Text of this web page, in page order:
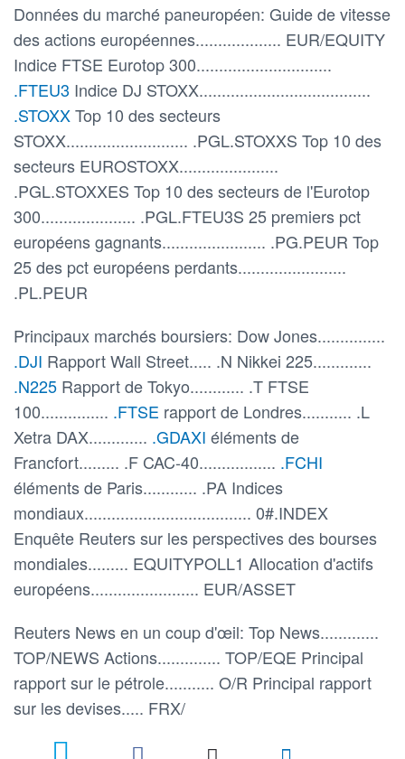
Données du marché paneuropéen: Guide de vitesse
des actions européennes................... EUR/EQUITY
Indice FTSE Eurotop 300..............................
.FTEU3 Indice DJ STOXX......................................
.STOXXTop 10 des secteurs
STOXX........................... .PGL.STOXXS Top 10 des
secteurs EUROSTOXX......................
.PGL.STOXXES Top 10 des secteurs de l'Eurotop
300..................... .PGL.FTEU3S 25 premiers pct
européens gagnants....................... .PG.PEUR Top
25 des pct européens perdants........................
.PL.PEUR
Principaux marchés boursiers: Dow Jones...............
.DJI Rapport Wall Street..... .N Nikkei 225.............
.N225 Rapport de Tokyo............ .T FTSE
100............... .FTSE rapport de Londres........... .L
Xetra DAX............. .GDAXI éléments de
Francfort......... .F CAC-40................. .FCHI
éléments de Paris............ .PA Indices
mondiaux..................................... 0#.INDEX
Enquête Reuters sur les perspectives des bourses
mondiales......... EQUITYPOLL1 Allocation d'actifs
européens........................ EUR/ASSET
Reuters News en un coup d'œil: Top News.............
TOP/NEWS Actions.............. TOP/EQE Principal
rapport sur le pétrole........... O/R Principal rapport
sur les devises..... FRX/